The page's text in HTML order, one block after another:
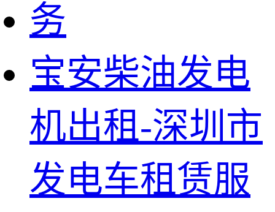
宝安柴油发电
机出租-深圳市
发电车租赁服